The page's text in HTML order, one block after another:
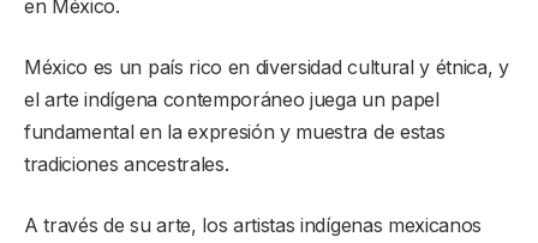
en México.
México es un país rico en diversidad cultural y étnica, y
el arte indígena contemporáneo juega un papel
fundamental en la expresión y muestra de estas
tradiciones ancestrales.
A través de su arte, los artistas indígenas mexicanos